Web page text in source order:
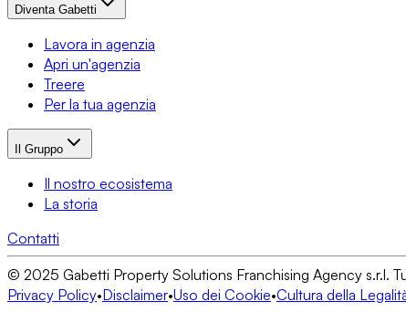
Diventa Gabetti
Lavora in agenzia
Apri un'agenzia
Treere
Per la tua agenzia
Il Gruppo
Il nostro ecosistema
La storia
Contatti
© 2025 Gabetti Property Solutions Franchising Agency s.r.l.
Privacy Policy•Disclaimer•Uso dei Cookie•Cultura della